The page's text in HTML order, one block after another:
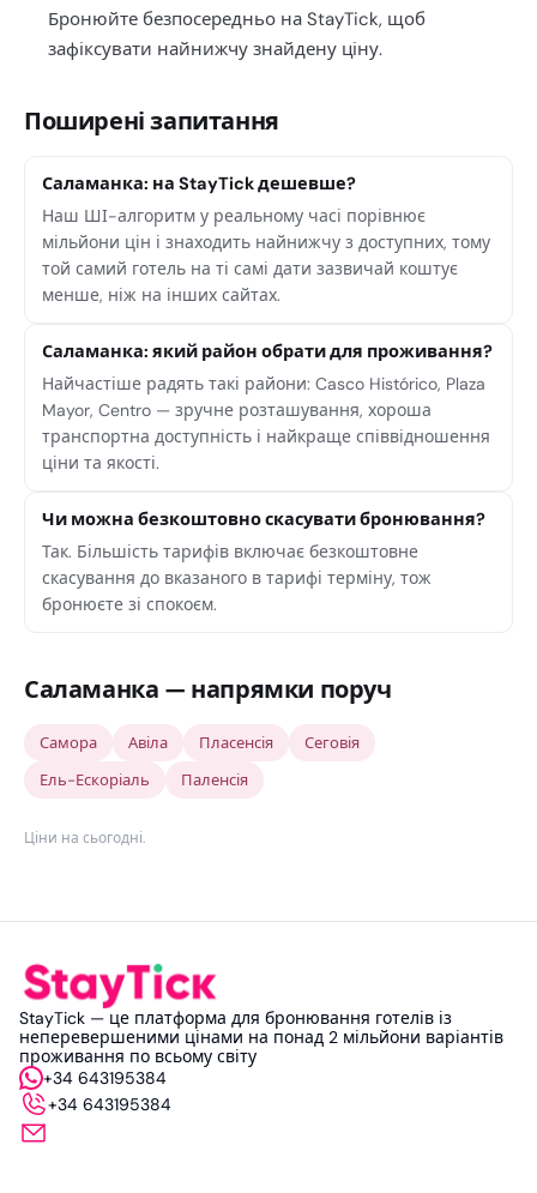
Бронюйте безпосередньо на StayTick, щоб
зафіксувати найнижчу знайдену ціну.
Поширені запитання
Саламанка: на StayTick дешевше?
Наш ШІ-алгоритм у реальному часі порівнює
мільйони цін і знаходить найнижчу з доступних, тому
той самий готель на ті самі дати зазвичай коштує
менше, ніж на інших сайтах.
Саламанка: який район обрати для проживання?
Найчастіше радять такі райони: Casco Histórico, Plaza
Mayor, Centro — зручне розташування, хороша
транспортна доступність і найкраще співвідношення
ціни та якості.
Чи можна безкоштовно скасувати бронювання?
Так. Більшість тарифів включає безкоштовне
скасування до вказаного в тарифі терміну, тож
бронюєте зі спокоєм.
Саламанка — напрямки поруч
Самора Авіла Пласенсія
Сеговія
Ель-Ескоріаль
Паленсія
Ціни на сьогодні.
StayTick — це платформа для бронювання готелів із
неперевершеними цінами на понад 2 мільйони варіантів
проживання по всьому світу
+34 643195384
+34 643195384